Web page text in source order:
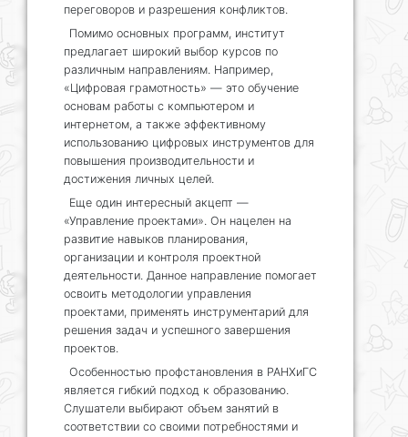
переговоров и разрешения конфликтов.
Помимо основных программ, институт
предлагает широкий выбор курсов по
различным направлениям. Например,
«Цифровая грамотность» — это обучение
основам работы с компьютером и
интернетом, а также эффективному
использованию цифровых инструментов для
повышения производительности и
достижения личных целей.
Еще один интересный акцепт —
«Управление проектами». Он нацелен на
развитие навыков планирования,
организации и контроля проектной
деятельности. Данное направление помогает
освоить методологии управления
проектами, применять инструментарий для
решения задач и успешного завершения
проектов.
Особенностью профстановления в РАНХиГС
является гибкий подход к образованию.
Слушатели выбирают объем занятий в
соответствии со своими потребностями и